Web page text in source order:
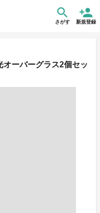
さがす 新規登録
ーバーグラス2個セッ